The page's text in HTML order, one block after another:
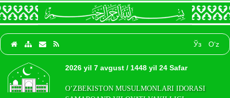
Ўз O‘z
2026 yil 7 avgust / 1448 yil 24 Safar
O‘ZBEKISTON MUSULMONLARI IDORASI